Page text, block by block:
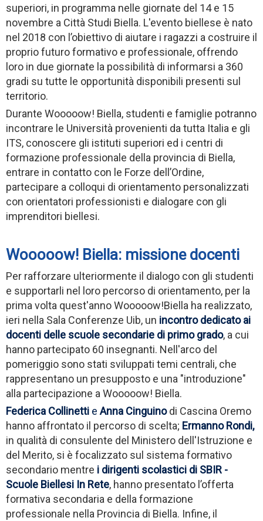
superiori, in programma nelle giornate del 14 e 15
novembre a Città Studi Biella. L'evento biellese è nato
nel 2018 con l’obiettivo di aiutare i ragazzi a costruire il
proprio futuro formativo e professionale, offrendo
loro in due giornate la possibilità di informarsi a 360
gradi su tutte le opportunità disponibili presenti sul
territorio.
Durante Wooooow! Biella, studenti e famiglie potranno
incontrare le Università provenienti da tutta Italia e gli
ITS, conoscere gli istituti superiori ed i centri di
formazione professionale della provincia di Biella,
entrare in contatto con le Forze dell’Ordine,
partecipare a colloqui di orientamento personalizzati
con orientatori professionisti e dialogare con gli
imprenditori biellesi.
Wooooow! Biella: missione docenti
Per rafforzare ulteriormente il dialogo con gli studenti
e supportarli nel loro percorso di orientamento, per la
prima volta quest'anno Wooooow!Biella ha realizzato,
ieri nella Sala Conferenze Uib, un incontro dedicato ai
docenti delle scuole secondarie di primo grado, a cui
hanno partecipato 60 insegnanti. Nell'arco del
pomeriggio sono stati sviluppati temi centrali, che
rappresentano un presupposto e una "introduzione"
alla partecipazione a Wooooow! Biella.
Federica Collinetti e Anna Cinguinodi Cascina Oremo
hanno affrontato il percorso di scelta; Ermanno Rondi,
in qualità di consulente del Ministero dell'Istruzione e
del Merito, si è focalizzato sul sistema formativo
secondario mentre i dirigenti scolastici di SBIR -
Scuole Biellesi In Rete, hanno presentato l’offerta
formativa secondaria e della formazione
professionale nella Provincia di Biella. Infine, il